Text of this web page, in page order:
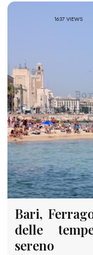
1637 VIEWS
Bari,
delle
sereno